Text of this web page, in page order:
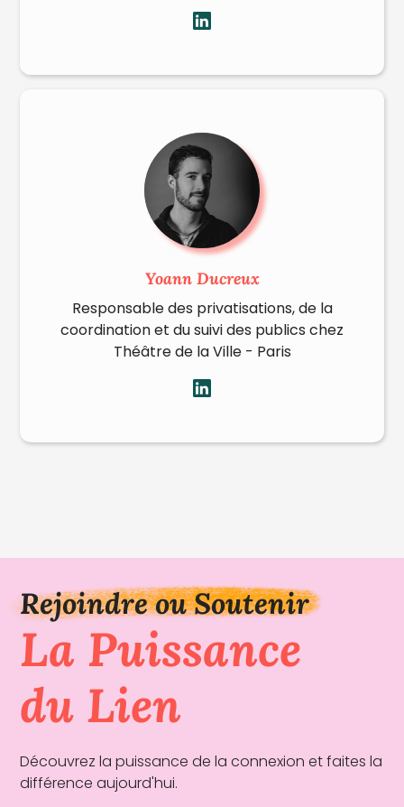
Yoann Ducreux
Responsable des privatisations, de la
coordination et du suivi des publics chez
Théâtre de la Ville - Paris
Rejoindre ou Soutenir
La Puissance
du Lien
Découvrez la puissance de la connexion et faites la
différence aujourd'hui.